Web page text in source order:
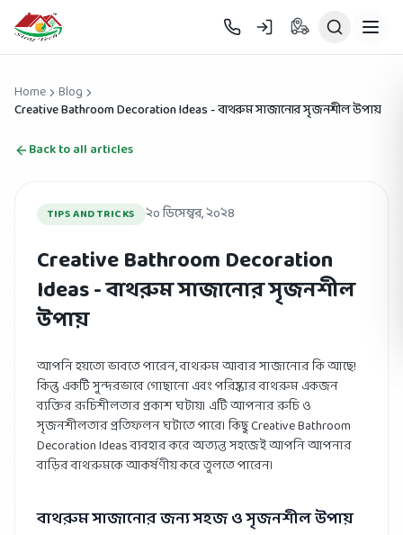
Skip to main content
Home
Blog
Creative Bathroom Decoration Ideas - বাথরুম সাজানোর সৃজনশীল উপায়
Back to all articles
TIPS AND TRICKS ২০ ডিসেম্বর, ২০২৪
Creative Bathroom Decoration
Ideas - বাথরুম সাজানোর সৃজনশীল
উপায়
আপনি হয়তো ভাবতে পারেন, বাথরুম আবার সাজানোর কি আছে!
কিন্তু একটি সুন্দরভাবে গোছানো এবং পরিষ্কার বাথরুম একজন
ব্যক্তির রূচিশীলতার প্রকাশ ঘটায়। এটি আপনার রুচি ও
সৃজনশীলতার প্রতিফলন ঘটাতে পারে। কিছু Creative Bathroom
Decoration Ideas ব্যবহার করে অত্যন্ত সহজেই আপনি আপনার
বাড়ির বাথরুমকে আকর্ষণীয় করে তুলতে পারেন।
বাথরুম সাজানোর জন্য সহজ ও সৃজনশীল উপায়